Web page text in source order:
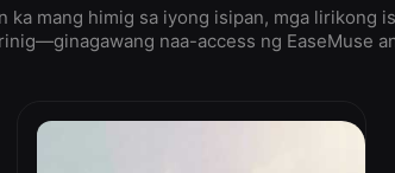
ka mang himig sa iyong isipan, mga lirikong
naa-access ng EaseMuse